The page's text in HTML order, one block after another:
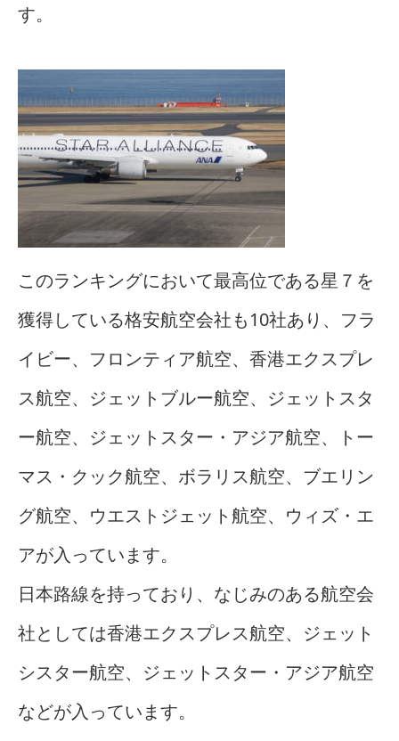
す。
このランキングにおいて最高位である星７を
獲得している格安航空会社も10社あり、フラ
イビー、フロンティア航空、香港エクスプレ
ス航空、ジェットブルー航空、ジェットスタ
ー航空、ジェットスター・アジア航空、トー
マス・クック航空、ボラリス航空、ブエリン
グ航空、ウエストジェット航空、ウィズ・エ
アが入っています。
日本路線を持っており、なじみのある航空会
社としては香港エクスプレス航空、ジェット
シスター航空、ジェットスター・アジア航空
などが入っています。